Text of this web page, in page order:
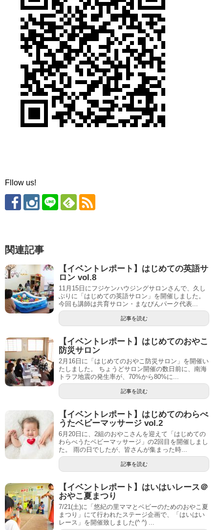
Fllow us!
関連記事
【イベントレポート】はじめての英語サ
ロン vol.8
11月15日にフジケンハウジングサロンさんで、久し
ぶりに「はじめての英語サロン」を開催しました。
今回も講師は共育サロン・まなびんパーク代表...
記事を読む
【イベントレポート】はじめてのおやこ
防災サロン
2月16日に「はじめてのおやこ防災サロン」を開催い
たしました。 ちょうどサロン開催の数日前に、南海
トラフ地震の発生率が、70%から80%に...
記事を読む
【イベントレポート】はじめてのわらべ
うたベビーマッサージ vol.2
6月20日に、2組のおやこさんを迎えて「はじめての
わらべうたベビーマッサージ」の2回目を開催しまし
た。 雨の日でしたが、皆さんが集まった時...
記事を読む
【イベントレポート】はいはいレース＠
おやこ夏まつり
7/21(土)に「悠紀の里ママとベビーのためのおやこ夏
まつり」にて行われたステージ企画で、「はいはい
レース」を開催致しました(^ ^) ...